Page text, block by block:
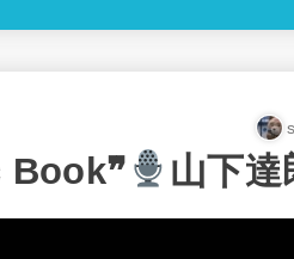
Book❞ 山下達